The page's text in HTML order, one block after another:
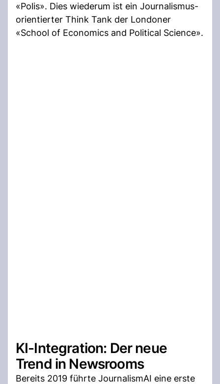
«Polis». Dies wiederum ist ein Journalismus-
orientierter Think Tank der Londoner
«School of Economics and Political Science».
KI-Integration: Der neue
Trend in Newsrooms
Bereits 2019 führte JournalismAI eine erste